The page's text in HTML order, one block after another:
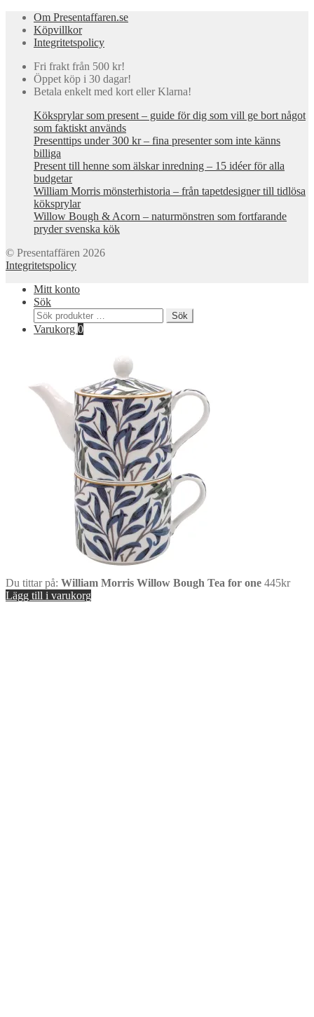
Om Presentaffaren.se
Köpvillkor
Integritetspolicy
Fri frakt från 500 kr!
Öppet köp i 30 dagar!
Betala enkelt med kort eller Klarna!
Köksprylar som present – guide för dig som vill ge bort något
som faktiskt används
Presenttips under 300 kr – fina presenter som inte känns
billiga
Present till henne som älskar inredning – 15 idéer för alla
budgetar
William Morris mönsterhistoria – från tapetdesigner till tidlösa
köksprylar
Willow Bough & Acorn – naturmönstren som fortfarande
pryder svenska kök
© Presentaffären 2026
Integritetspolicy
Mitt konto
Sök
Sök
efter:
Sök
Varukorg 0
Du tittar på: William Morris Willow Bough Tea for one 445kr
Lägg till i varukorg